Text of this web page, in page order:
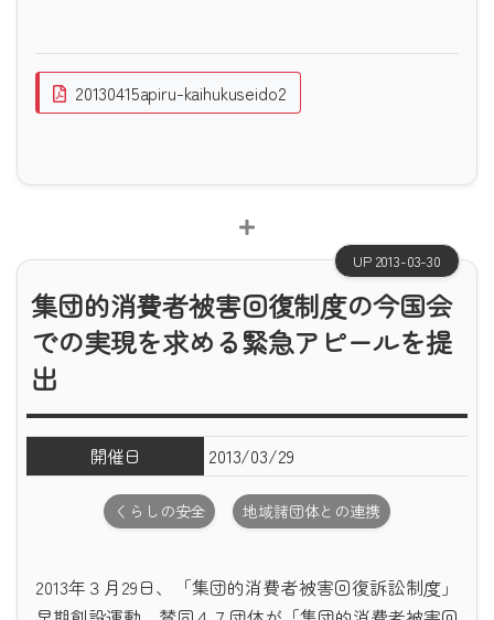
20130415apiru-kaihukuseido2
UP 2013-03-30
集団的消費者被害回復制度の今国会
での実現を求める緊急アピールを提
出
開催日 2013/03/29
くらしの安全 地域諸団体との連携
2013年３月29日、「集団的消費者被害回復訴訟制度」